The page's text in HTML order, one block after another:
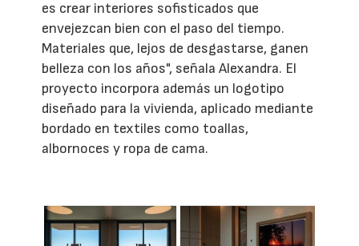
es crear interiores sofisticados que
envejezcan bien con el paso del tiempo.
Materiales que, lejos de desgastarse, ganen
belleza con los años", señala Alexandra. El
proyecto incorpora además un logotipo
diseñado para la vivienda, aplicado mediante
bordado en textiles como toallas,
albornoces y ropa de cama.